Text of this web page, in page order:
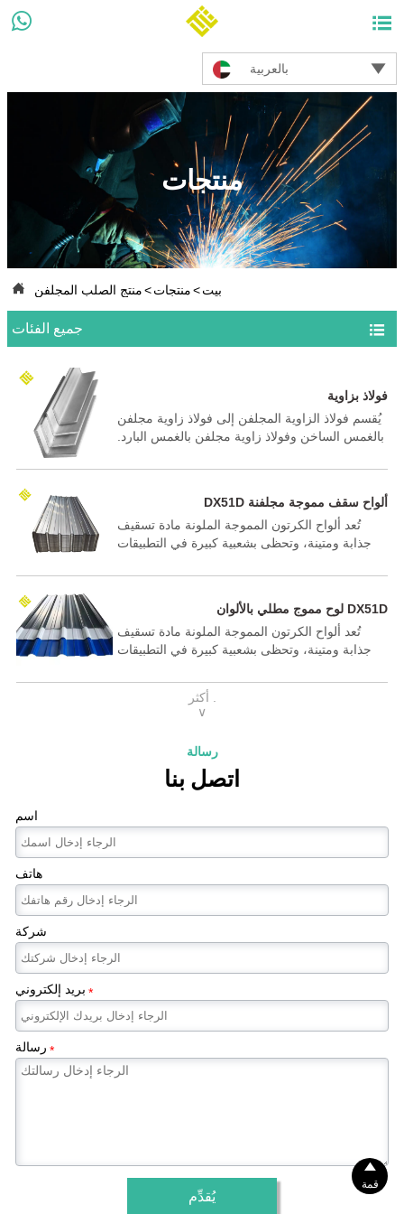
 
بالعربية 
منتجات
 بيت>منتجات>منتج الصلب المجلفن
جميع الفئات 
فولاذ بزاوية
يُقسم فولاذ الزاوية المجلفن إلى فولاذ زاوية مجلفن
بالغمس الساخن وفولاذ زاوية مجلفن بالغمس البارد.
باسم فولاذ الزاوية المجلفن بالغمس الساخن أو فولاذ
المجلفنة بالغمس البارد بشكل أساسي التلامس
الكافي بين مسحوق الزنك والفولاذ من خلال مبادئ
كهروكيميائية، مما يُولّد فروق جهد بين الأقطاب
DX51D ألواح سقف مموجة مجلفنة
تُعد ألواح الكرتون المموجة الملونة مادة تسقيف
جذابة ومتينة، وتحظى بشعبية كبيرة في التطبيقات
وسهلة التركيب.
لوح مموج مطلي بالألوان DX51D
تُعد ألواح الكرتون المموجة الملونة مادة تسقيف
جذابة ومتينة، وتحظى بشعبية كبيرة في التطبيقات
وسهلة التركيب.
∨
رسالة
اتصل بنا
اسم
هاتف
شركة
بريد إلكتروني *
رسالة *
يُقدِّم

قمة